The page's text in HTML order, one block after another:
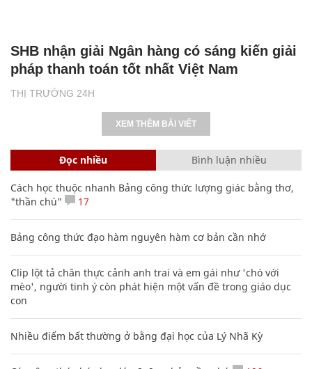
THỊ TRƯỜNG 24H
SHB nhận giải Ngân hàng có sáng kiến giải
pháp thanh toán tốt nhất Việt Nam
XEM THÊM BÀI VIẾT
Đọc nhiều Bình luận nhiều
Cách học thuộc nhanh Bảng công thức lượng giác bằng thơ,
"thần chú"
17
Bảng công thức đạo hàm nguyên hàm cơ bản cần nhớ
Clip lột tả chân thực cảnh anh trai và em gái như 'chó với
mèo', người tinh ý còn phát hiện một vấn đề trong giáo dục
con
Nhiều điểm bất thường ở bằng đại học của Lý Nhã Kỳ